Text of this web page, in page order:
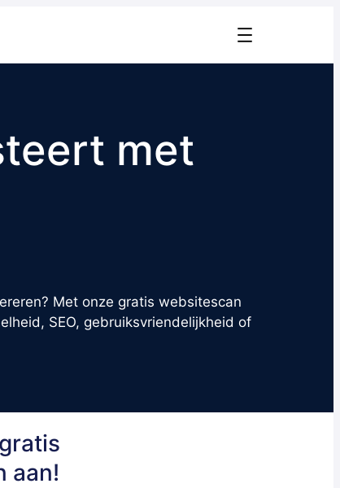
met
Met onze gratis websitescan
SEO, gebruiksvriendelijkheid of
aan!